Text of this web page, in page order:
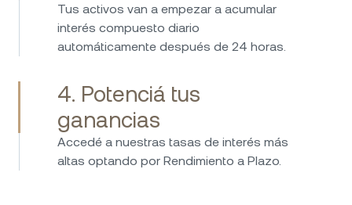
Tus activos van a empezar a acumular
interés compuesto diario
automáticamente después de 24 horas.
4. Potenciá tus
ganancias
Accedé a nuestras tasas de interés más
altas optando por Rendimiento a Plazo.